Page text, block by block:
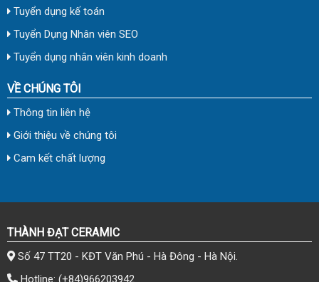
Tuyển dụng kế toán
Tuyển Dụng Nhân viên SEO
Tuyển dụng nhân viên kinh doanh
VỀ CHÚNG TÔI
Thông tin liên hệ
Giới thiệu về chúng tôi
Cam kết chất lượng
THÀNH ĐẠT CERAMIC
Số 47 TT20 - KĐT Văn Phú - Hà Đông - Hà Nội.